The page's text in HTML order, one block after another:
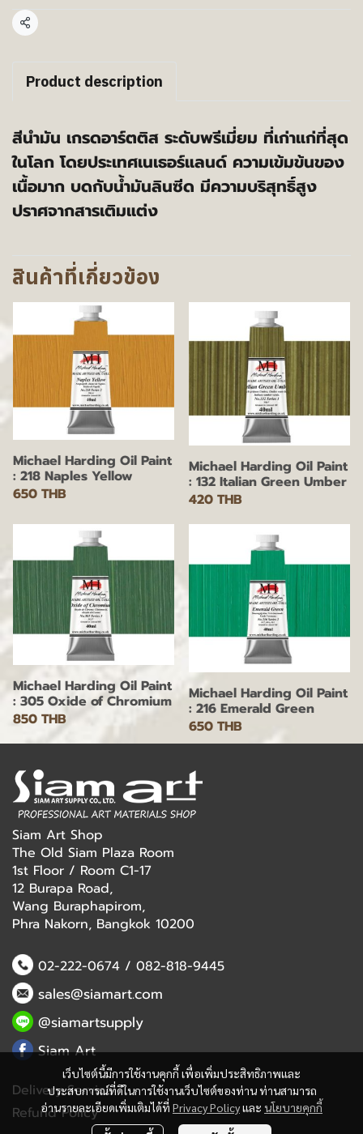
แชร์
Product description
สีนำมัน เกรดอาร์ตติส ระดับพรีเมี่ยม ที่เก่าแก่ที่สุด
ในโลก โดยประเทศเนเธอร์แลนด์ ความเข้มข้นของ
เนื้อมาก บดกับน้ำมันลินซีด มีความบริสุทธิ์สูง
ปราศจากสารเติมแต่ง
สินค้าที่เกี่ยวข้อง
Michael Harding Oil Paint
: 218 Naples Yellow
650 THB
Michael Harding Oil Paint
: 132 Italian Green Umber
420 THB
Michael Harding Oil Paint
: 305 Oxide of Chromium
850 THB
Michael Harding Oil Paint
: 216 Emerald Green
650 THB
เว็บไซต์นี้มีการใช้งานคุกกี้ เพื่อเพิ่มประสิทธิภาพและ
ประสบการณ์ที่ดีในการใช้งานเว็บไซต์ของท่าน ท่านสามารถ
อ่านรายละเอียดเพิ่มเติมได้ที่ Privacy Policyและ นโยบายคุกกี้
Siam Art Shop
The Old Siam Plaza Room
1st Floor / Room C1-17
12 Burapa Road,
Wang Buraphapirom,
Phra Nakorn, Bangkok 10200
02-222-0674/ 082-818-9445
sales@siamart.com
@siamartsupply
Siam Art
Delivery Service
Refund Policy